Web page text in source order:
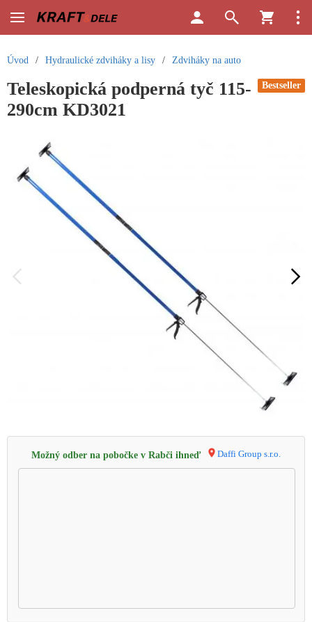
Úvod / Hydraulické zdviháky a lisy / Zdviháky na auto
Bestseller
Teleskopická podperná tyč 115-
290cm KD3021
Možný odber na pobočke v Rabči ihneď Daffi Group s.r.o.